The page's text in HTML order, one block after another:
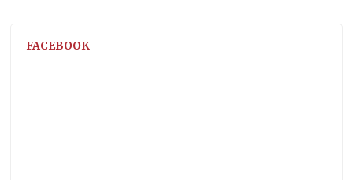
FACEBOOK